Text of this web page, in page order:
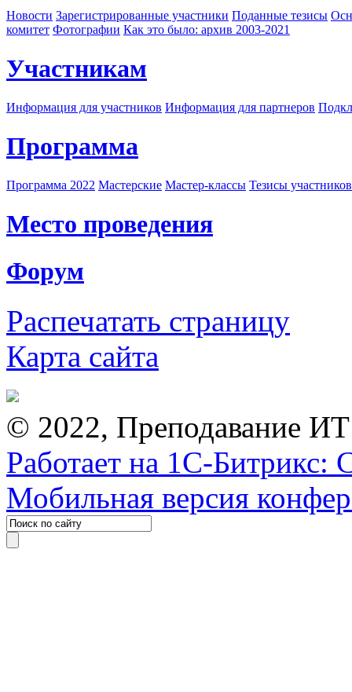
Новости Зарегистрированные участники Поданные тезисы
комитет Фотографии Как это было: архив 2003-2021
Участникам
Информация для участников Информация для партнеров
Программа
Программа 2022 Мастерские Мастер-классы Тезисы
Место проведения
Форум
Распечатать страницу
Карта сайта
© 2022, Преподавание
Работает на 1С-Битрикс:
Мобильная версия